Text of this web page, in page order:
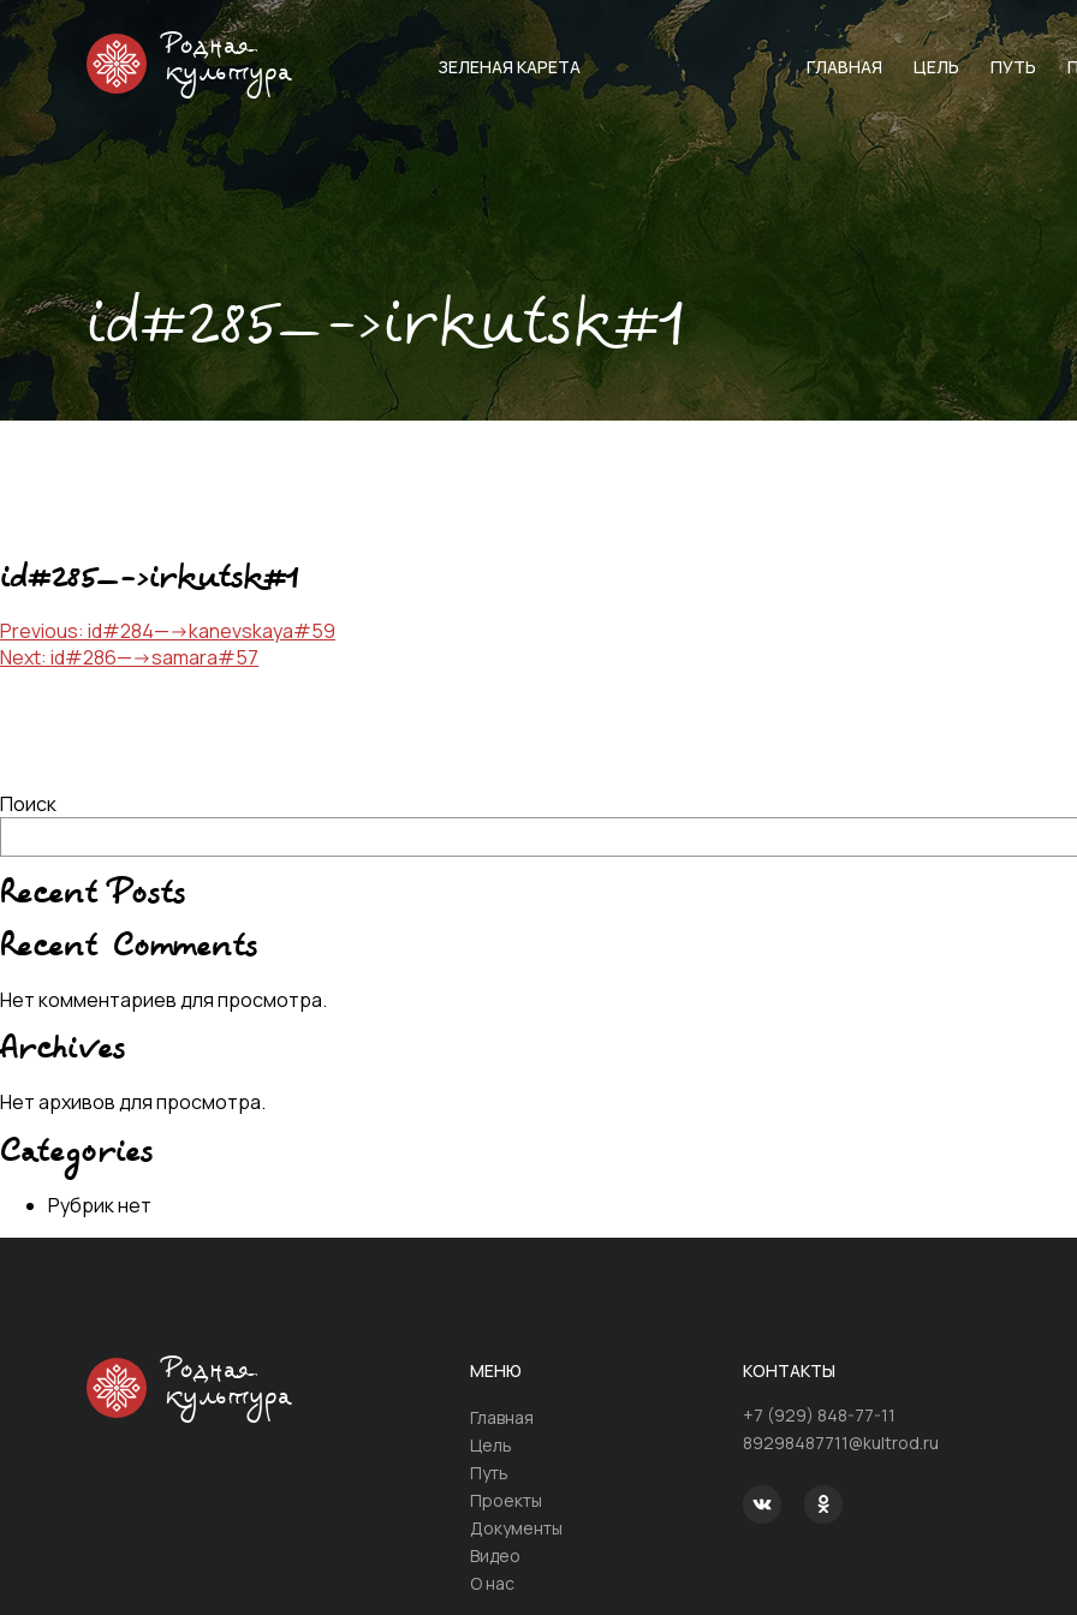
Родная
культура
ЗЕЛЕНАЯ КАРЕТА ГЛАВНАЯ ЦЕЛЬ ПУТЬ
id#285—->irkutsk#1
id#285—->irkutsk#1
Навигация
по
Previous: id#284—->kanevskaya#59
Next: id#286—->samara#57
Поиск
Recent Posts
Recent Comments
Нет комментариев для просмотра.
Archives
Нет архивов для просмотра.
Categories
Рубрик нет
Родная
культура
МЕНЮ
Главная
Цель
Путь
Проекты
Документы
Видео
О нас
КОНТАКТЫ
+7 (929) 848-77-11
89298487711@kultrod.ru